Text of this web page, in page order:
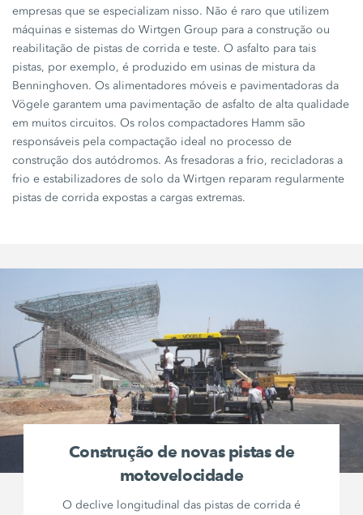
empresas que se especializam nisso. Não é raro que utilizem
máquinas e sistemas do Wirtgen Group para a construção ou
reabilitação de pistas de corrida e teste. O asfalto para tais
pistas, por exemplo, é produzido em usinas de mistura da
Benninghoven. Os alimentadores móveis e pavimentadoras da
Vögele garantem uma pavimentação de asfalto de alta qualidade
em muitos circuitos. Os rolos compactadores Hamm são
responsáveis pela compactação ideal no processo de
construção dos autódromos. As fresadoras a frio, recicladoras a
frio e estabilizadores de solo da Wirtgen reparam regularmente
pistas de corrida expostas a cargas extremas.
Construção de novas pistas de
motovelocidade
O declive longitudinal das pistas de corrida é